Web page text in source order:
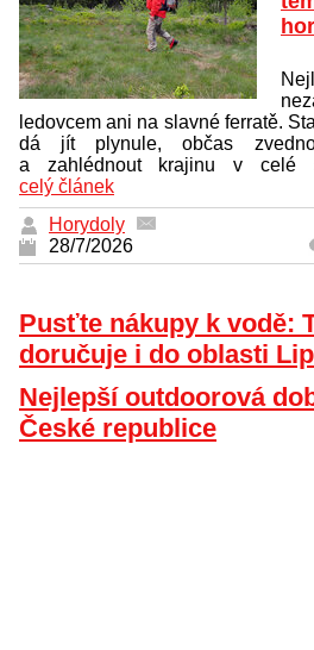
ledovcem ani na slavné ferratě.
dá jít plynule, občas
a zahlédnout krajinu v celé
celý článek
Horydoly
28/7/2026
Pusťte nákupy k vodě:
doručuje i do oblasti
Nejlepší outdoorová
České republice